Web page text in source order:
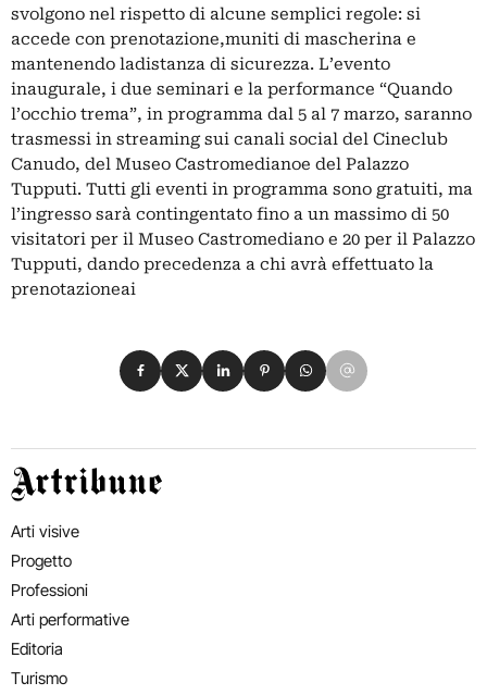
svolgono nel rispetto di alcune semplici regole: si
accede con prenotazione,muniti di mascherina e
mantenendo ladistanza di sicurezza. L’evento
inaugurale, i due seminari e la performance “Quando
l’occhio trema”, in programma dal 5 al 7 marzo, saranno
trasmessi in streaming sui canali social del Cineclub
Canudo, del Museo Castromedianoe del Palazzo
Tupputi. Tutti gli eventi in programma sono gratuiti, ma
l’ingresso sarà contingentato fino a un massimo di 50
visitatori per il Museo Castromediano e 20 per il Palazzo
Tupputi, dando precedenza a chi avrà effettuato la
prenotazioneai
Condividi su Facebook
Condividi su X
Condividi su LinkedIn
Condividi su Pinterest
Condividi su WhatsApp
Condividi su Email
Artribune
Arti visive
Progetto
Professioni
Arti performative
Editoria
Turismo